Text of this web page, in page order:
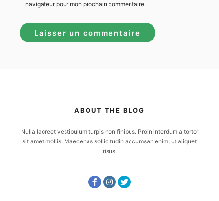
navigateur pour mon prochain commentaire.
ABOUT THE BLOG
Nulla laoreet vestibulum turpis non finibus. Proin interdum a tortor
sit amet mollis. Maecenas sollicitudin accumsan enim, ut aliquet
risus.